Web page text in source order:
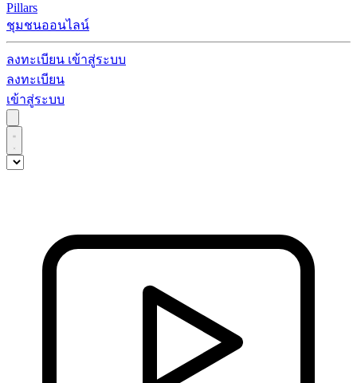
Pillars
ชุมชนออนไลน์
ลงทะเบียน เข้าสู่ระบบ
ลงทะเบียน
เข้าสู่ระบบ